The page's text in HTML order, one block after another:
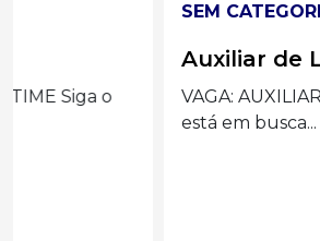
SEM CATEGORIA
Auxiliar de Limpeza
VAGA: AUXILIAR DE LIMPEZA A